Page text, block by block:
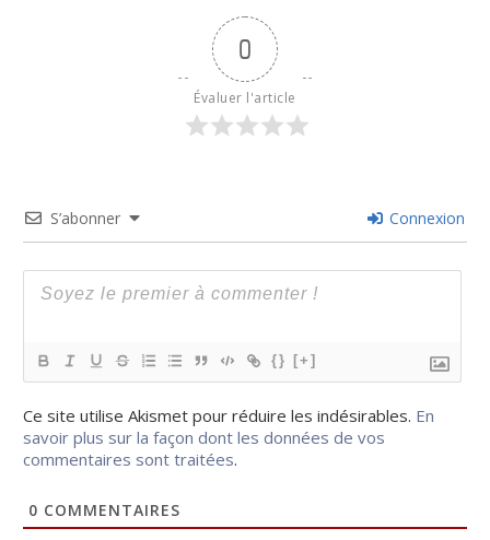
0
Évaluer l'article
S’abonner Connexion
{} [+]
Ce site utilise Akismet pour réduire les indésirables. En
savoir plus sur la façon dont les données de vos
commentaires sont traitées.
0 COMMENTAIRES